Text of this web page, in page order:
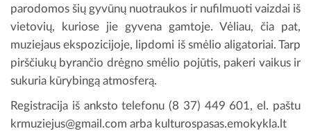
parodomos šių gyvūnų nuotraukos ir nufilmuoti vaizdai iš
vietovių, kuriose jie gyvena gamtoje. Vėliau, čia pat,
muziejaus ekspozicijoje, lipdomi iš smėlio aligatoriai. Tarp
pirščiukų byrančio drėgno smėlio pojūtis, pakeri vaikus ir
sukuria kūrybingą atmosferą.
Registracija iš anksto telefonu (8 37) 449 601, el. paštu
krmuziejus@gmail.com arba kulturospasas.emokykla.lt